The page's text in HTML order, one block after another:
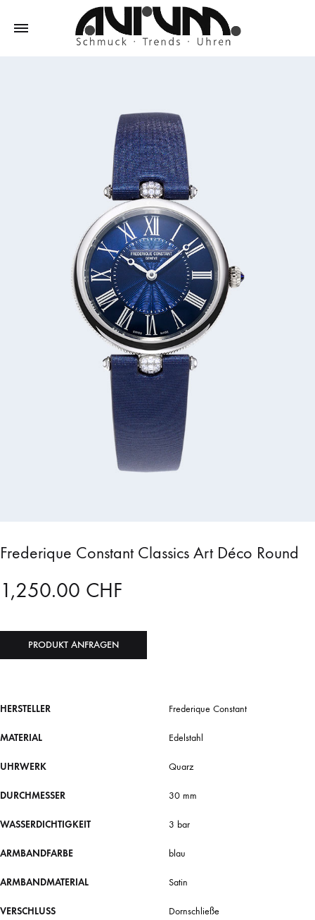
Frederique Constant Classics Art Déco Round
1,250.00 CHF
PRODUKT ANFRAGEN
HERSTELLER Frederique Constant
MATERIAL Edelstahl
UHRWERK Quarz
DURCHMESSER 30 mm
WASSERDICHTIGKEIT 3 bar
ARMBANDFARBE blau
ARMBANDMATERIAL Satin
VERSCHLUSS Dornschließe